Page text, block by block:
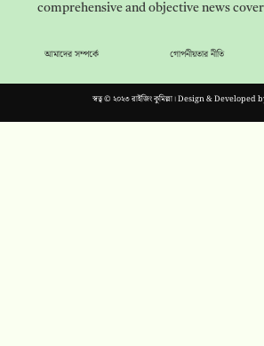
comprehensive and objective news
আমাদের সম্পর্কে গোপনীয়তার নীতি
স্বত্ব © ২০২৩ রাইজিং কুমিল্লা। Design & Developed